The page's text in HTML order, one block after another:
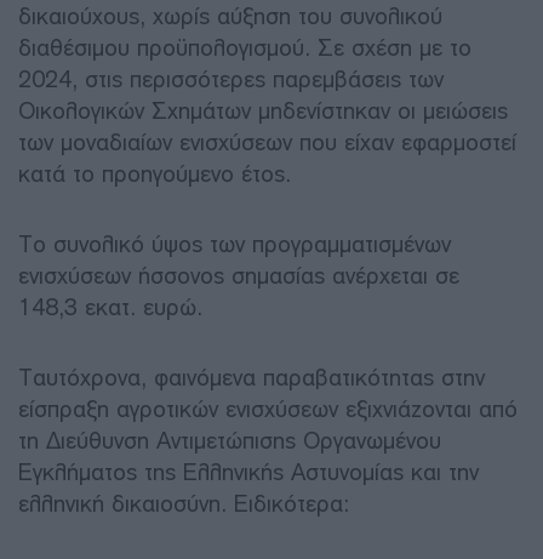
δικαιούχους, χωρίς αύξηση του συνολικού
διαθέσιμου προϋπολογισμού. Σε σχέση με το
2024, στις περισσότερες παρεμβάσεις των
Οικολογικών Σχημάτων μηδενίστηκαν οι μειώσεις
των μοναδιαίων ενισχύσεων που είχαν εφαρμοστεί
κατά το προηγούμενο έτος.
Το συνολικό ύψος των προγραμματισμένων
ενισχύσεων ήσσονος σημασίας ανέρχεται σε
148,3 εκατ. ευρώ.
Ταυτόχρονα, φαινόμενα παραβατικότητας στην
είσπραξη αγροτικών ενισχύσεων εξιχνιάζονται από
τη Διεύθυνση Αντιμετώπισης Οργανωμένου
Εγκλήματος της Ελληνικής Αστυνομίας και την
ελληνική δικαιοσύνη. Ειδικότερα: